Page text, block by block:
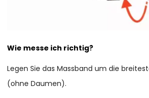
Wie messe ich richtig?
Legen Sie das Massband um die
(ohne Daumen).